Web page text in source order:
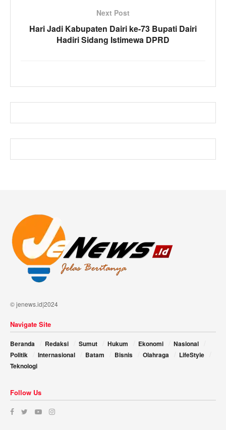
Next Post
Hari Jadi Kabupaten Dairi ke-73 Bupati Dairi
Hadiri Sidang Istimewa DPRD
© jenews.id|2024
Navigate Site
Beranda Redaksi Sumut Hukum Ekonomi
Nasional
Politik
Internasional Batam Bisnis Olahraga
LifeStyle
Teknologi
Follow Us